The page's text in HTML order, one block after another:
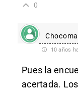
0
10 años
Pues la
acertada.